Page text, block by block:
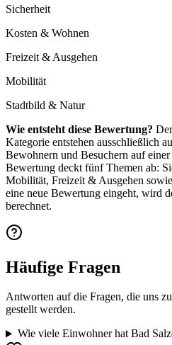
Sicherheit
Kosten & Wohnen
Freizeit & Ausgehen
Mobilität
Stadtbild & Natur
Wie entsteht diese Bewertung?
Kategorie entstehen ausschließlich
Bewohnern und Besuchern auf
Bewertung deckt fünf Themen ab:
Mobilität, Freizeit & Ausgehen
eine neue Bewertung eingeht, wird
berechnet.
Häufige Fragen
Antworten auf die Fragen, die uns
gestellt werden.
Wie viele Einwohner hat Bad